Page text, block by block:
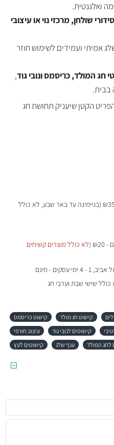
₪35 (בניימינה עד באר שבע, לא כולל
(לא כולל מוצרים קשיחים
- חינם
שישי שבת וערבי חג
ואלגנטית.
שולחן, מרכזי נוי או עיצובי
אמיתי ועמידים לשימוש חוזר
חג המולד, כריסמס ונובי גוד,
בבית.
הקטן שיעניק תחושת חג
קישוט חג מולד
קישוט כריסמס
קישוטים לנובי גוד
עיצוב חורפי
לחג המולד ענף שלג קישוטים לעץ